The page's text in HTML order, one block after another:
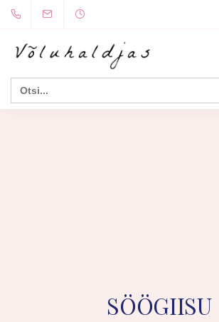
Search
for:
SÖÖGIISU